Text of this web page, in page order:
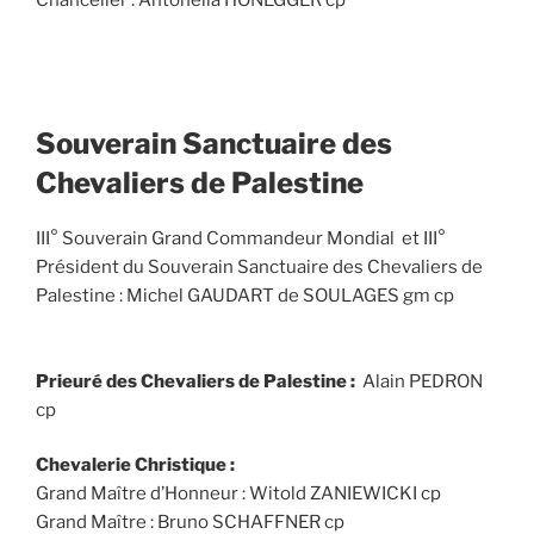
Souverain Sanctuaire des
Chevaliers de Palestine
III° Souverain Grand Commandeur Mondial et III°
Président du Souverain Sanctuaire des Chevaliers de
Palestine : Michel GAUDART de SOULAGES gm cp
Prieuré des Chevaliers de Palestine : Alain PEDRON
cp
Chevalerie Christique :
Grand Maître d’Honneur : Witold ZANIEWICKI cp
Grand Maître : Bruno SCHAFFNER cp